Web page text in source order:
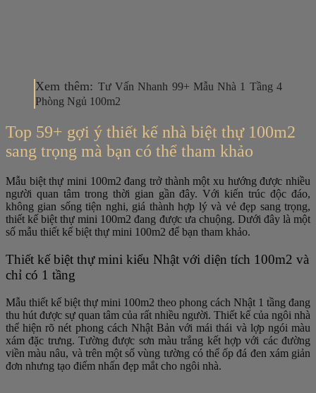
Xem thêm: Tư Vấn Nhanh 99+ Mẫu Nhà 1 Tầng 4
Phòng Ngủ 100m2
Top 59+ gợi ý thiết kế nhà biệt thự 100m2
sang trọng mà bạn có thể tham khảo
Mẫu biệt thự mini 100m2 đang trở thành một xu hướng được nhiều
người quan tâm trong thời gian gần đây. Với kiến ​​trúc độc đáo,
không gian sống tiện nghi, giá thành hợp lý và vẻ đẹp sang trọng,
thiết kế biệt thự mini 100m2 đang được ưa chuộng. Dưới đây là một
số mẫu thiết kế biệt thự mini 100m2 để bạn tham khảo.
Thiết kế biệt thự mini kiểu Nhật với diện tích 100m2 và
chỉ có 1 tầng
Mẫu thiết kế biệt thự mini 100m2 theo phong cách Nhật 1 tầng đang
thu hút được sự quan tâm của rất nhiều người. Thiết kế của ngôi nhà
thể hiện rõ nét phong cách Nhật Bản với mái thái và lợp ngói màu
xám đặc trưng. Tường được sơn màu trắng kết hợp với các đường
viền màu nâu, và trên một số vùng tường có thể ốp đá đen xám giản
đơn nhưng tạo điểm nhấn đẹp mắt cho ngôi nhà.